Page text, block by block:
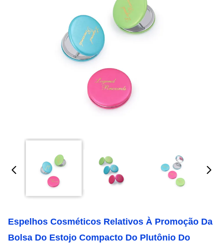
Espelhos Cosméticos Relativos À Promoção Da
Bolsa Do Estojo Compacto Do Plutônio Do